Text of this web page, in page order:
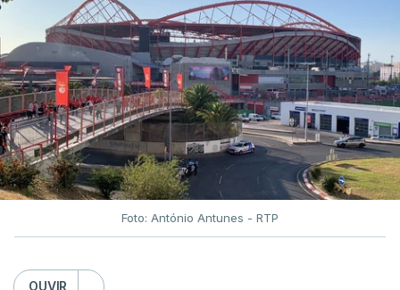
Foto: António Antunes - RTP
OUVIR